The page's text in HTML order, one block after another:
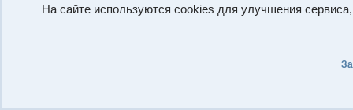
На сайте используются cookies для улучшения